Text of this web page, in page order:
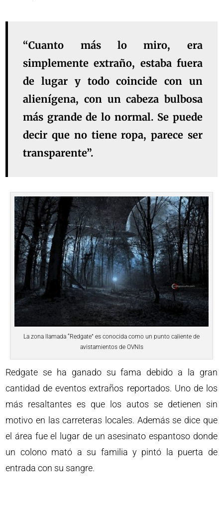
“Cuanto más lo miro, era
simplemente extraño, estaba fuera
de lugar y todo coincide con un
alienígena, con un cabeza bulbosa
más grande de lo normal. Se puede
decir que no tiene ropa, parece ser
transparente”.
La zona llamada “Redgate” es conocida como un punto caliente de
avistamientos de OVNIs
Redgate se ha ganado su fama debido a la gran
cantidad de eventos extraños reportados. Uno de los
más resaltantes es que los autos se detienen sin
motivo en las carreteras locales. Además se dice que
el área fue el lugar de un asesinato espantoso donde
un colono mató a su familia y pintó la puerta de
entrada con su sangre.